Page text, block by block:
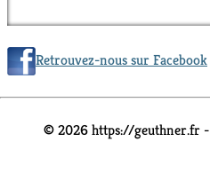
Retrouvez-nous sur Facebook
© 2026 https://geuthner.fr -